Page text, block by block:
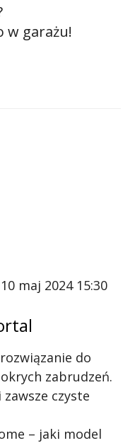
w garażu!
maj 2024 15:30
do
zabrudzeń.
czyste
– jaki model